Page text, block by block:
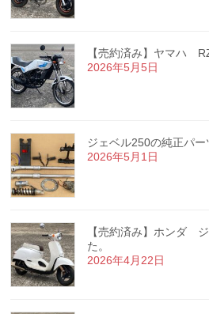
【売約済み】ヤマハ
2026年5月5日
ジェベル250の純正パー
2026年5月1日
【売約済み】ホンダ
た。
2026年4月22日